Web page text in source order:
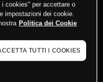
cookies" per accettare o
impostazioni dei cookie.
Politica dei Cookie
TUTTI I COOKIES